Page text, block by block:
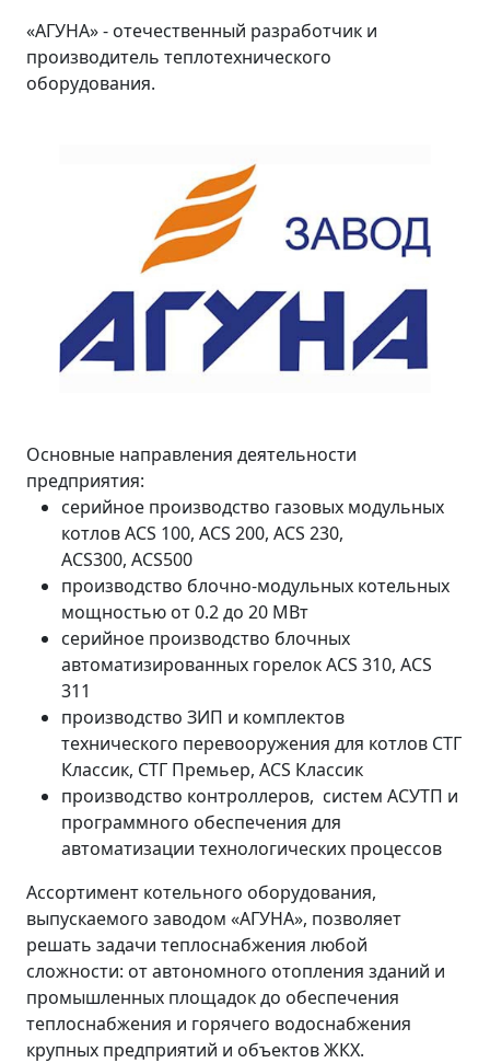
«АГУНА» - отечественный разработчик и
производитель теплотехнического
оборудования.
Основные направления деятельности
предприятия:
серийное производство газовых модульных
котлов ACS 100, ACS 200, ACS 230,
ACS300, ACS500
производство блочно-модульных котельных
мощностью от 0.2 до 20 МВт
серийное производство блочных
автоматизированных горелок ACS 310, ACS
311
производство ЗИП и комплектов
технического перевооружения для котлов СТГ
Классик, СТГ Премьер, ACS Классик
производство контроллеров, систем АСУТП и
программного обеспечения для
автоматизации технологических процессов
Ассортимент котельного оборудования,
выпускаемого заводом «АГУНА», позволяет
решать задачи теплоснабжения любой
сложности: от автономного отопления зданий и
промышленных площадок до обеспечения
теплоснабжения и горячего водоснабжения
крупных предприятий и объектов ЖКХ.